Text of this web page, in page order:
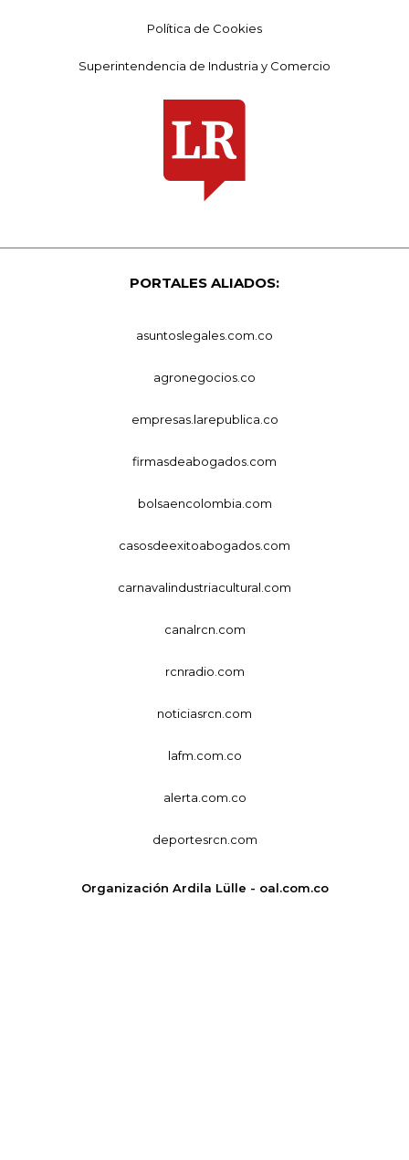
Política de Cookies
Superintendencia de Industria y Comercio
PORTALES ALIADOS:
asuntoslegales.com.co
agronegocios.co
empresas.larepublica.co
firmasdeabogados.com
bolsaencolombia.com
casosdeexitoabogados.com
carnavalindustriacultural.com
canalrcn.com
rcnradio.com
noticiasrcn.com
lafm.com.co
alerta.com.co
deportesrcn.com
Organización Ardila Lülle - oal.com.co